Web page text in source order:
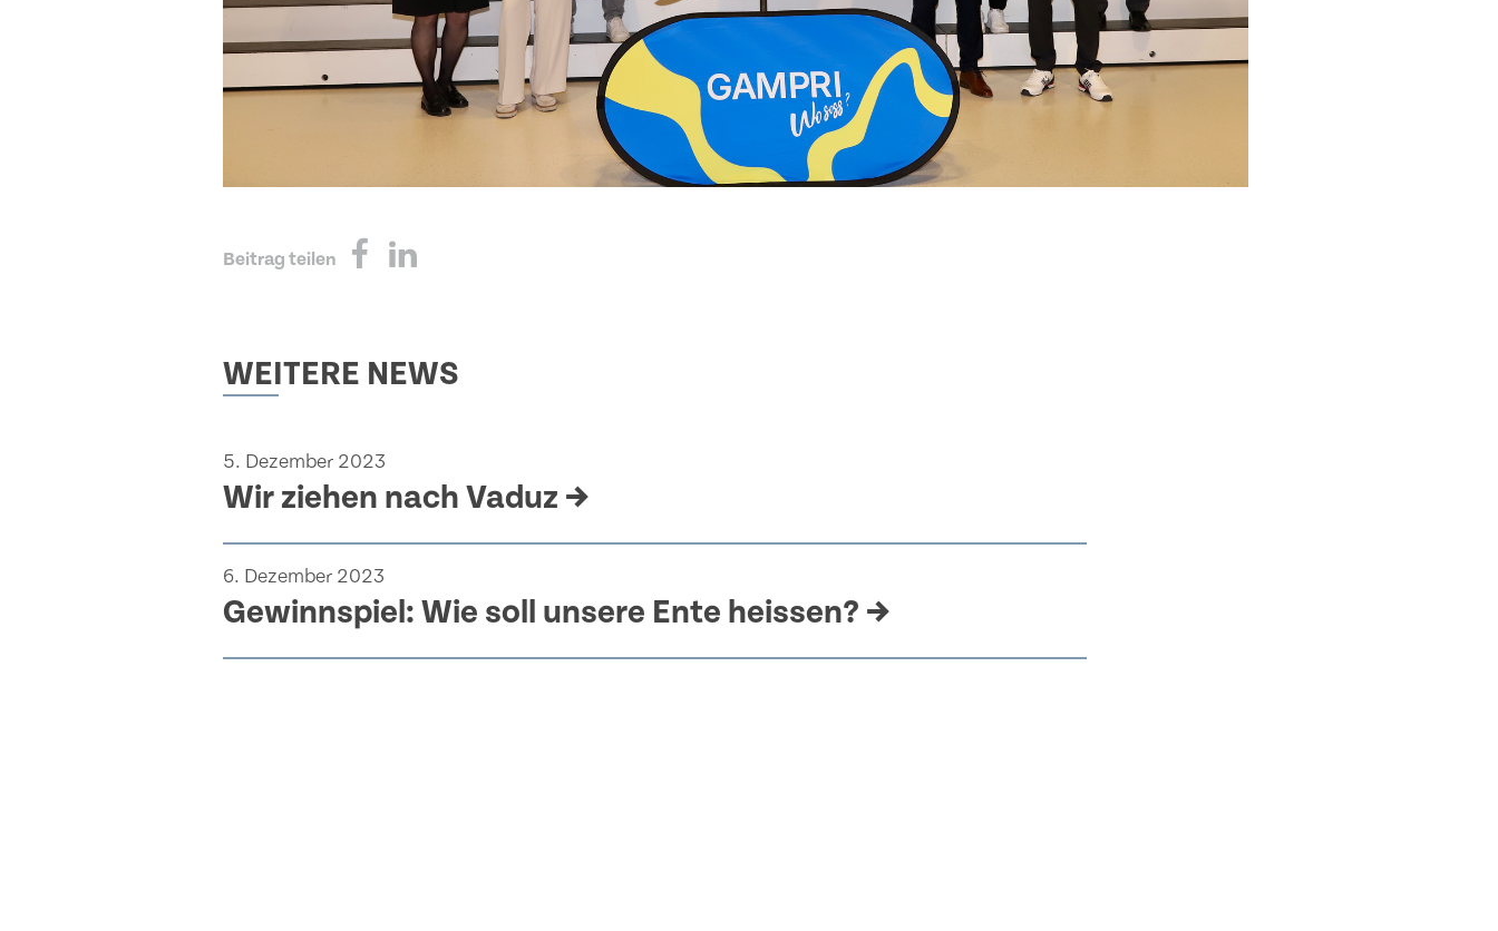
Beitrag teilen
WEITERE NEWS
5. Dezember 2023
Wir ziehen nach Vaduz →
6. Dezember 2023
Gewinnspiel: Wie soll unsere Ente heissen? →